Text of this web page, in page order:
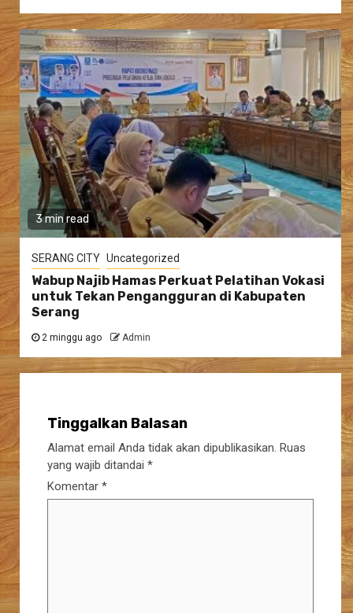
3 min read
SERANG CITY Uncategorized
Wabup Najib Hamas Perkuat Pelatihan Vokasi
untuk Tekan Pengangguran di Kabupaten
Serang
2 minggu ago Admin
Tinggalkan Balasan
Alamat email Anda tidak akan dipublikasikan. Ruas
yang wajib ditandai *
Komentar *